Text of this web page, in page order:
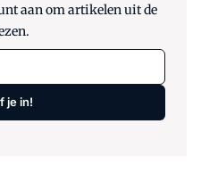
aan om artikelen uit de
je in!